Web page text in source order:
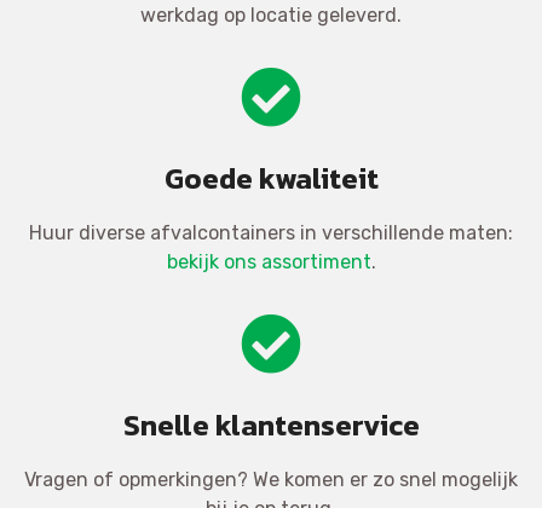
werkdag op locatie geleverd.
Goede kwaliteit
Huur diverse afvalcontainers in verschillende maten:
bekijk ons assortiment.
Snelle klantenservice
Vragen of opmerkingen? We komen er zo snel mogelijk